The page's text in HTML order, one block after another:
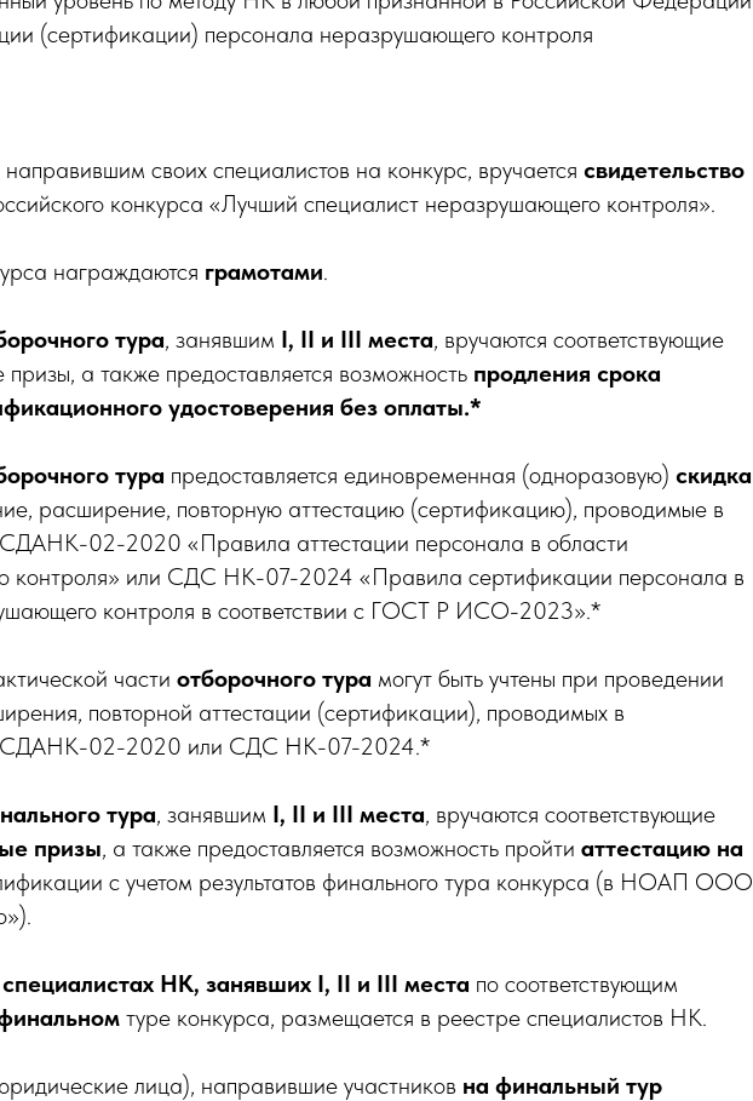
(сертификации) персонала неразрушающего контроля
направившим своих специалистов на конкурс, вручается свидетельство
конкурса «Лучший специалист неразрушающего контроля».
награждаются грамотами.
тура, занявшим I, II и III места, вручаются соответствующие
а также предоставляется возможность продления срока
удостоверения без оплаты.*
тура предоставляется единовременная (одноразовую) скидка
расширение, повторную аттестацию (сертификацию), проводимые в
СДАНК-02-2020 «Правила аттестации персонала в области
контроля» или СДС НК-07-2024 «Правила сертификации персонала в
контроля в соответствии с ГОСТ Р ИСО-2023».*
части отборочного тура могут быть учтены при проведении
повторной аттестации (сертификации), проводимых в
СДАНК-02-2020 или СДС НК-07-2024.*
тура, занявшим I, II и III места, вручаются соответствующие
призы, а также предоставляется возможность пройти аттестацию на
с учетом результатов финального тура конкурса (в НОАП ООО
НК, занявших I, II и III места по соответствующим
туре конкурса, размещается в реестре специалистов НК.
лица), направившие участников на финальный тур